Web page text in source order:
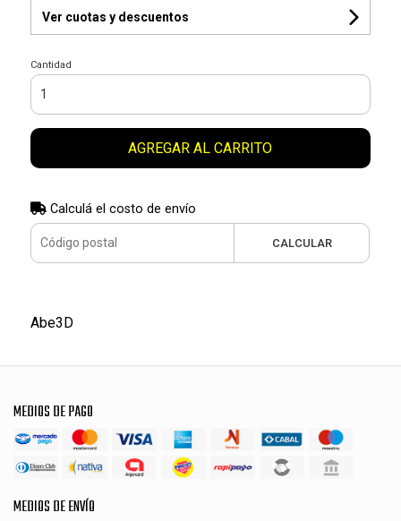
Ver cuotas y descuentos
Cantidad
AGREGAR AL CARRITO
Calculá el costo de envío
CALCULAR
Abe3D
MEDIOS DE PAGO
MEDIOS DE ENVÍO